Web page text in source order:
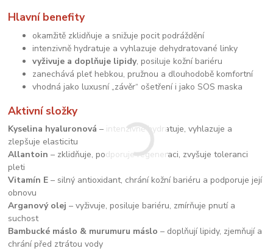
Hlavní benefity
okamžitě zklidňuje a snižuje pocit podráždění
intenzivně hydratuje a vyhlazuje dehydratované linky
vyživuje a doplňuje lipidy, posiluje kožní bariéru
zanechává pleť hebkou, pružnou a dlouhodobě komfortní
vhodná jako luxusní „závěr“ ošetření i jako SOS maska
Aktivní složky
Kyselina hyaluronová – intenzivně hydratuje, vyhlazuje a
zlepšuje elasticitu
Allantoin – zklidňuje, podporuje regeneraci, zvyšuje toleranci
pleti
Vitamín E – silný antioxidant, chrání kožní bariéru a podporuje její
obnovu
Arganový olej – vyživuje, posiluje bariéru, zmírňuje pnutí a
suchost
Bambucké máslo & murumuru máslo – doplňují lipidy, zjemňují a
chrání před ztrátou vody